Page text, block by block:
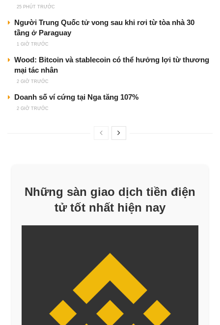
25 PHÚT TRƯỚC
Người Trung Quốc tử vong sau khi rơi từ tòa nhà 30
tầng ở Paraguay
1 GIỜ TRƯỚC
Wood: Bitcoin và stablecoin có thể hưởng lợi từ thương
mại tác nhân
2 GIỜ TRƯỚC
Doanh số ví cứng tại Nga tăng 107%
2 GIỜ TRƯỚC
Những sàn giao dịch tiền điện
tử tốt nhất hiện nay